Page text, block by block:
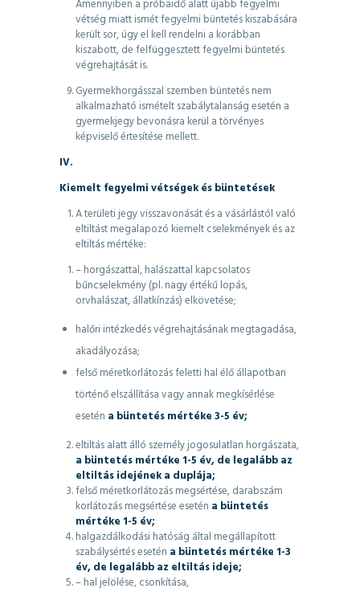
Amennyiben a próbaidő alatt újabb fegyelmi
vétség miatt ismét fegyelmi büntetés kiszabására
került sor, úgy el kell rendelni a korábban
kiszabott, de felfüggesztett fegyelmi büntetés
végrehajtását is.
Gyermekhorgásszal szemben büntetés nem
alkalmazható ismételt szabálytalanság esetén a
gyermekjegy bevonásra kerül a törvényes
képviselő értesítése mellett.
IV.
Kiemelt fegyelmi vétségek és büntetések
A területi jegy visszavonását és a vásárlástól való
eltiltást megalapozó kiemelt cselekmények és az
eltiltás mértéke:
– horgászattal, halászattal kapcsolatos
bűncselekmény (pl. nagy értékű lopás,
orvhalászat, állatkínzás) elkövetése;
halőri intézkedés végrehajtásának megtagadása,
akadályozása;
felső méretkorlátozás feletti hal élő állapotban
történő elszállítása vagy annak megkísérlése
esetén a büntetés mértéke 3-5 év;
eltiltás alatt álló személy jogosulatlan horgászata,
a büntetés mértéke 1-5 év, de legalább az
eltiltás idejének a duplája;
felső méretkorlátozás megsértése, darabszám
korlátozás megsértése esetén a büntetés
mértéke 1-5 év;
halgazdálkodási hatóság által megállapított
szabálysértés esetén a büntetés mértéke 1-3
év, de legalább az eltiltás ideje;
– hal jelölése, csonkítása,